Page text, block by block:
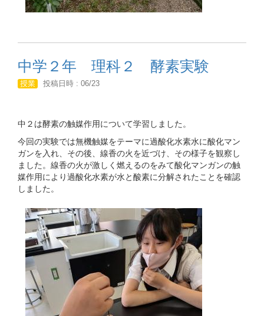
中学２年 理科２ 酵素実験
授業 投稿日時 : 06/23
中２は酵素の触媒作用について学習しました。
今回の実験では無機触媒をテーマに過酸化水素水に酸化マン
ガンを入れ、その後、線香の火を近づけ、その様子を観察し
ました。線香の火が激しく燃えるのをみて酸化マンガンの触
媒作用により過酸化水素が水と酸素に分解されたことを確認
しました。